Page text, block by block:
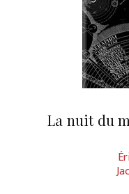
La nuit du